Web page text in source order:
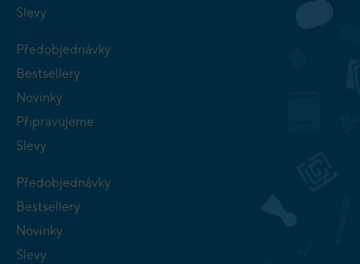
Slevy
Předobjednávky
Bestsellery
Novinky
Připravujeme
Slevy
Předobjednávky
Bestsellery
Novinky
Slevy